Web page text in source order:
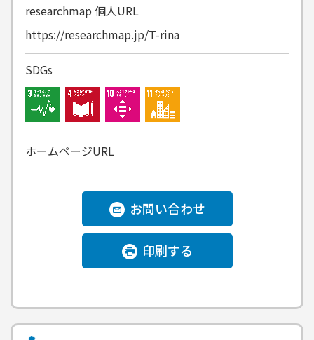
researchmap 個人URL
https://researchmap.jp/T-rina
SDGs
ホームページURL
お問い合わせ
印刷する